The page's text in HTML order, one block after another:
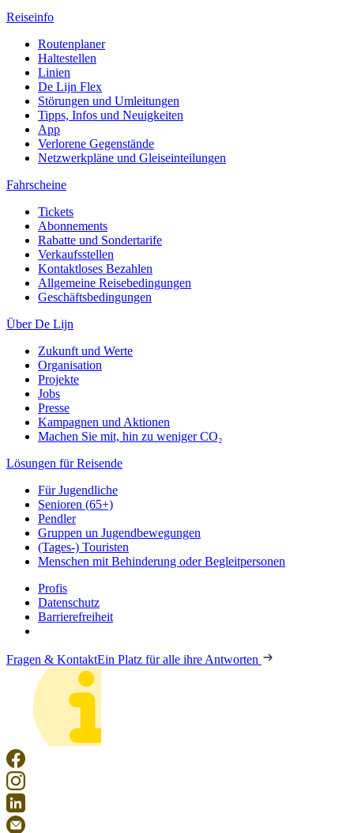
Reiseinfo
Routenplaner
Haltestellen
Linien
De Lijn Flex
Störungen und Umleitungen
Tipps, Infos und Neuigkeiten
App
Verlorene Gegenstände
Netzwerkpläne und Gleiseinteilungen
Fahrscheine
Tickets
Abonnements
Rabatte und Sondertarife
Verkaufsstellen
Kontaktloses Bezahlen
Allgemeine Reisebedingungen
Geschäftsbedingungen
Über De Lijn
Zukunft und Werte
Organisation
Projekte
Jobs
Presse
Kampagnen und Aktionen
Machen Sie mit, hin zu weniger CO₂
Lösungen für Reisende
Für Jugendliche
Senioren (65+)
Pendler
Gruppen un Jugendbewegungen
(Tages-) Touristen
Menschen mit Behinderung oder Begleitpersonen
Profis
Datenschutz
Barrierefreiheit
Fragen & KontaktEin Platz für alle ihre Antworten